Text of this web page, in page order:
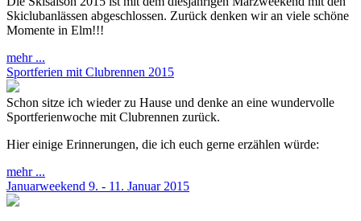
Skiclubanlässen abgeschlossen. Zurück denken wir an viele schöne
Momente in Elm!!!
mehr ...
Sportferien mit Clubrennen 2015
Schon sitze ich wieder zu Hause und denke an eine wundervolle
Sportferienwoche mit Clubrennen zurück.
Hier einige Erinnerungen, die ich euch gerne erzählen würde:
mehr ...
Januarweekend 9. - 11. Januar 2015